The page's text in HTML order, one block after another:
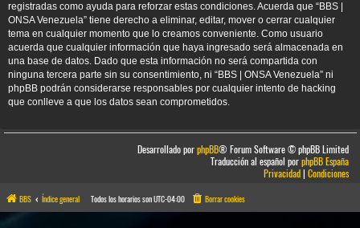
registradas como ayuda para reforzar estas condiciones. Acuerda que “BBS |
ONSA Venezuela” tiene derecho a eliminar, editar, mover o cerrar cualquier
tema en cualquier momento que lo creamos conveniente. Como usuario
acuerda que cualquier información que haya ingresado será almacenada en
una base de datos. Dado que esta información no será compartida con
ninguna tercera parte sin su consentimiento, ni “BBS | ONSA Venezuela” ni
phpBB podrán considerarse responsables por cualquier intento de hacking
que conlleve a que los datos sean comprometidos.
Desarrollado porphpBB® Forum Software © phpBB Limited
Traducción al español porphpBB España
Privacidad|Condiciones
BBS Índice general Todos los horarios sonUTC-04:00 Borrar cookies